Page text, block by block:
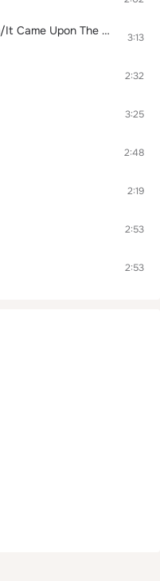
O Little Town Of Bethlehem/It Came Upon The Midnight Clear Medley 3:13
2:32
3:25
2:48
2:19
2:53
2:53